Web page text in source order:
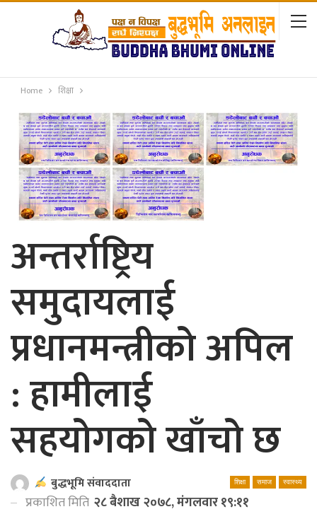
Home शिक्षा
अन्तर्राष्ट्रिय
समुदायलाई
प्रधानमन्त्रीको अपिल
: हामीलाई
सहयोगको खाँचो छ
शिक्षा समाज स्वास्थ्य
बुद्धभूमि संवाददाता
प्रकाशित मिति २८ बैशाख २०७८, मंगलवार १९:११